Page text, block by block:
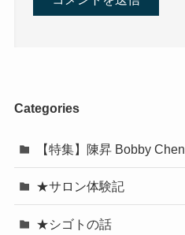
Categories
【特集】陳昇 Bobby Chen
★サロン体験記
★シゴトの話